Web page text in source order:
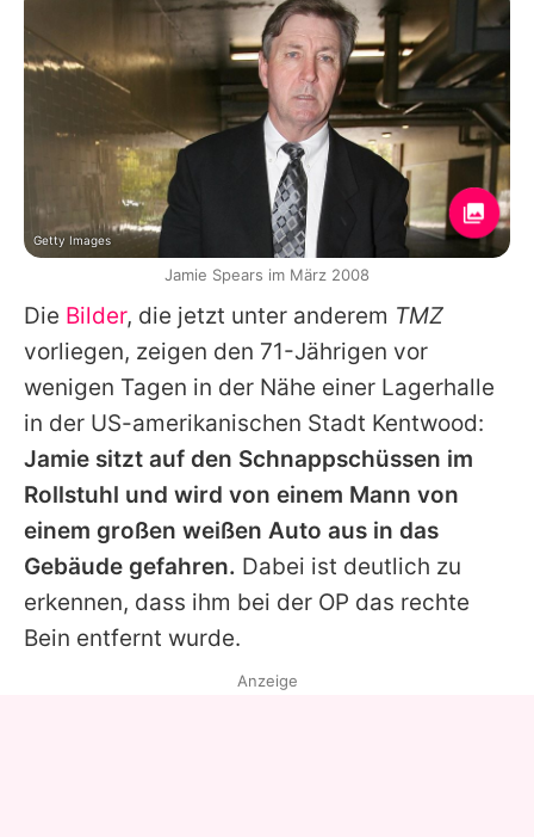
Die Bilder, die jetzt unter anderem TMZ
vorliegen, zeigen den 71-Jährigen vor
wenigen Tagen in der Nähe einer Lagerhalle
in der US-amerikanischen Stadt Kentwood:
Jamie sitzt auf den Schnappschüssen im
Rollstuhl und wird von einem Mann von
einem großen weißen Auto aus in das
Gebäude gefahren. Dabei ist deutlich zu
erkennen, dass ihm bei der OP das rechte
Bein entfernt wurde.
Getty Images
Jamie Spears im März 2008
Anzeige